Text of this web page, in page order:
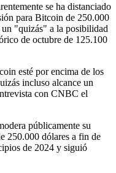
se ha distanciado
para Bitcoin de 250.000
"quizás" a la posibilidad
de octubre de 125.100
esté por encima de los
incluso alcance un
con CNBC el
públicamente su
250.000 dólares a fin de
de 2024 y siguió